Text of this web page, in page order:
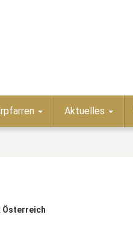
Aktuelles
Österreich